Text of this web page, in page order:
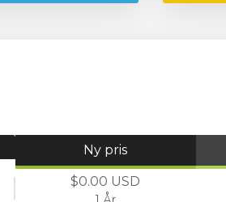
Ny pris
$0.00 USD